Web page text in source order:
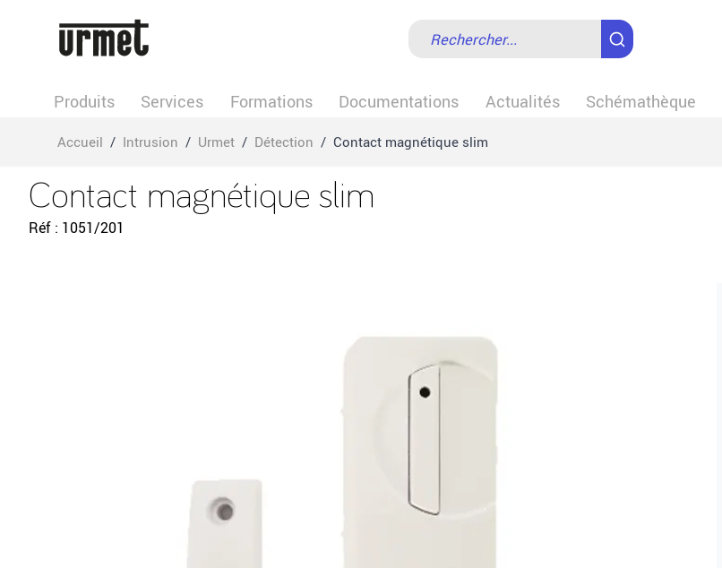
Produits Services Formations Documentations Actualités Schémathèque
Accueil / Intrusion / Urmet / Détection / Contact magnétique slim
Contact magnétique slim
Réf 1051/201